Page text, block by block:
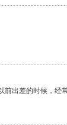
出差的时候，经